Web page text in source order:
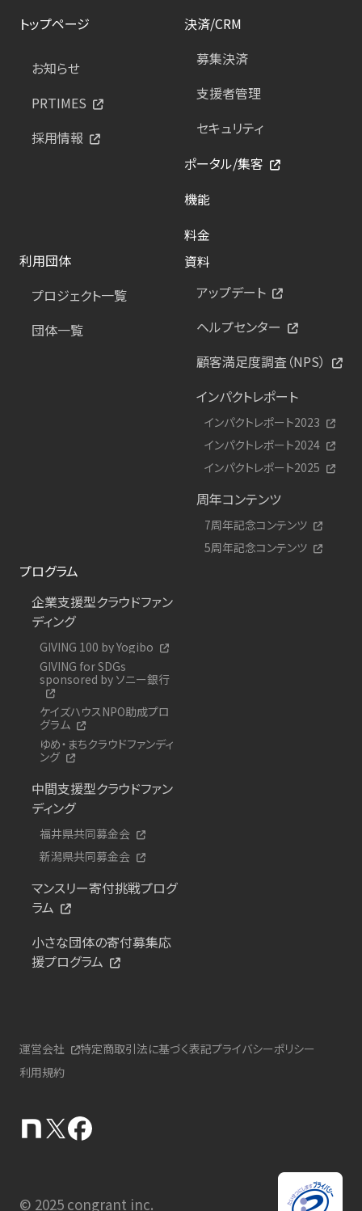
トップページ
お知らせ
PRTIMES
採用情報
決済/CRM
募集決済
支援者管理
セキュリティ
ポータル/集客
機能
料金
利用団体
プロジェクト一覧
団体一覧
資料
アップデート
ヘルプセンター
顧客満足度調査（NPS）
インパクトレポート
インパクトレポート2023
インパクトレポート2024
インパクトレポート2025
周年コンテンツ
7周年記念コンテンツ
5周年記念コンテンツ
プログラム
企業支援型クラウドファン
ディング
GIVING 100 by Yogibo
GIVING for SDGs
sponsored by ソニー銀行
ケイズハウスNPO助成プロ
グラム
ゆめ・まちクラウドファンディ
ング
中間支援型クラウドファン
ディング
福井県共同募金会
新潟県共同募金会
マンスリー寄付挑戦プログ
ラム
小さな団体の寄付募集応
援プログラム
運営会社 特定商取引法に基づく表記プライバシーポリシー
利用規約
© 2025 congrant inc.